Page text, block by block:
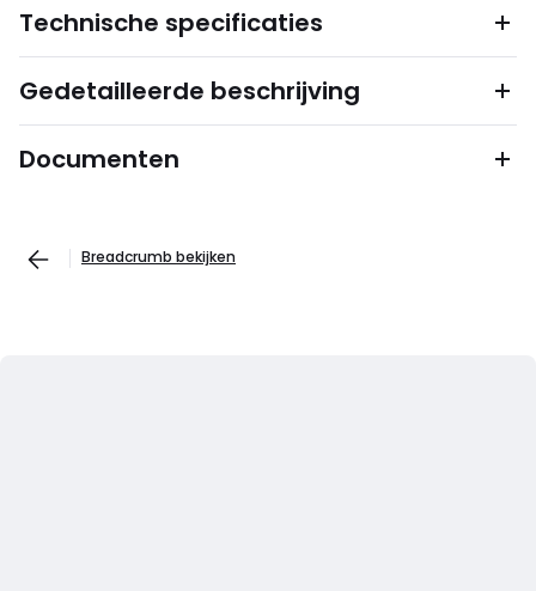
Technische specificaties
Gedetailleerde beschrijving
Documenten
Breadcrumb bekijken